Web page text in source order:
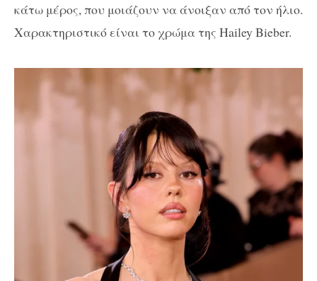
κάτω μέρος, που μοιάζουν να άνοιξαν από τον ήλιο.
Χαρακτηριστικό είναι το χρώμα της Hailey Bieber.